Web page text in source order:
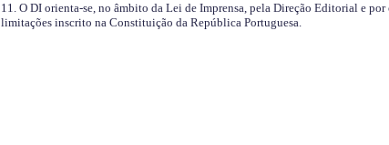
11. O DI orienta-se, no âmbito da Lei de Imprensa, pela Direção Editorial e
limitações inscrito na Constituição da República Portuguesa.